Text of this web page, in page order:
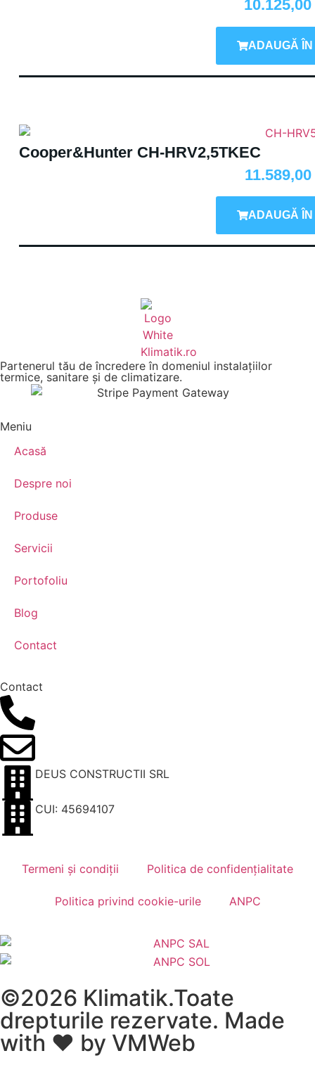
10.125,00
ADAUGĂ ÎN
Cooper&Hunter CH-HRV2,5TKEC
11.589,00
ADAUGĂ ÎN
Partenerul tău de încredere în domeniul instalațiilor
termice, sanitare și de climatizare.
Meniu
Acasă
Despre noi
Produse
Servicii
Portofoliu
Blog
Contact
Contact
DEUS CONSTRUCTII SRL
CUI: 45694107
Termeni și condiții Politica de confidențialitate
Politica privind cookie-urile ANPC
©2026 Klimatik.Toate
drepturile rezervate. Made
with ❤️ by VMWeb